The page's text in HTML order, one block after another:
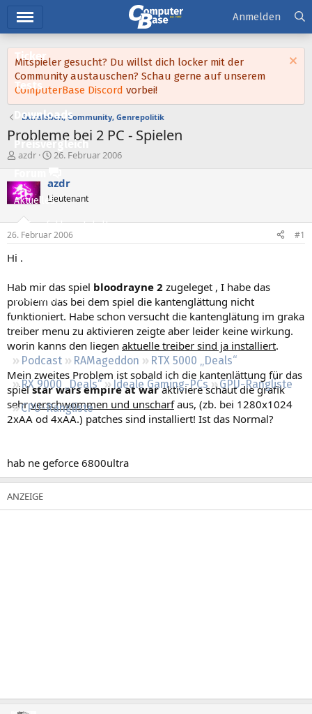
Ticker
Tests
Downloads
Preisvergleich
Forum
Aktuelles
Empfohlene Inhalte
Leserartikel
Regeln
Podcast RAMageddon
RTX 5000 „Deals“
RX 9000 „Deals“
Ideale Gaming-PCs
GPU-Rangliste
CPU-Rangliste
Anmelden
Mitspieler gesucht? Du willst dich locker mit der
Community austauschen? Schau gerne auf unserem
ComputerBase Discord vorbei!
Extraleben, Community, Genrepolitik
Probleme bei 2 PC - Spielen
E
r
s
t
e
e
azdr
E
s
e
l
t
26. Februar 2006
azdr
Lieutenant
26. Februar 2006 #1
Hi .
Hab mir das spiel bloodrayne 2 zugeleget , I habe das
problem das bei dem spiel die kantenglättung nicht
funktioniert. Habe schon versucht die kantenglätung im graka
treiber menu zu aktivieren zeigte aber leider keine wirkung.
worin kanns den liegen aktuelle treiber sind ja installiert.
Mein zweites Problem ist sobald ich die kantenlättung für das
spielstar wars empire at waraktiviere schaut die grafik
sehrverschwommen und unscharfaus, (zb. bei 1280x1024
2xAA od 4xAA.) patches sind installiert! Ist das Normal?
hab ne geforce 6800ultra